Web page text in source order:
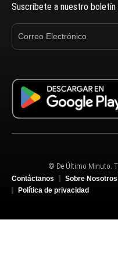
Suscríbete a nuestro boletín
© De Último Minuto.
Contáctanos
Sobre
Política de privacidad